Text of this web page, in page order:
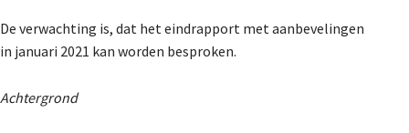
De verwachting is, dat het eindrapport met aanbevelingen
in januari 2021 kan worden besproken.
Achtergrond